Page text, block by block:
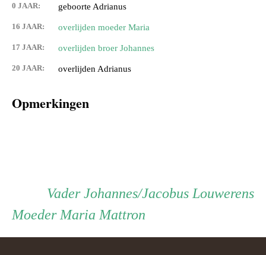
0 JAAR: geboorte Adrianus
16 JAAR: overlijden moeder Maria
17 JAAR: overlijden broer Johannes
20 JAAR: overlijden Adrianus
Opmerkingen
Persoon
ouder
VaderVader
Johannes/Jacobus Louwerens
Moeder Moeder
Maria Mattron